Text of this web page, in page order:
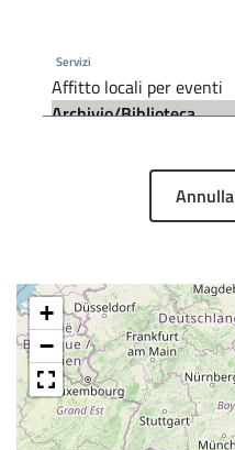
Servizi
Annulla
+
−